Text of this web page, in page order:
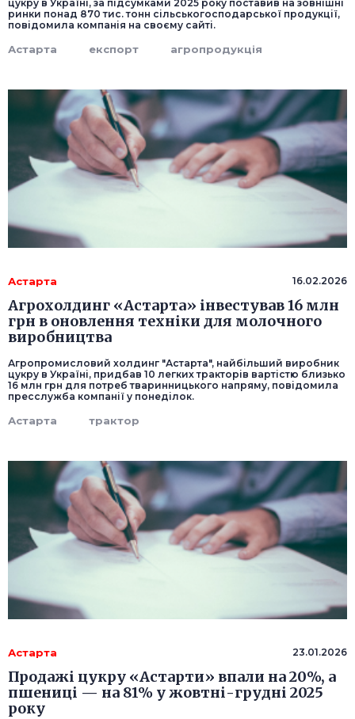
цукру в Україні, за підсумками 2025 року поставив на зовнішні
ринки понад 870 тис. тонн сільськогосподарської продукції,
повідомила компанія на своєму сайті.
Астарта експорт агропродукція
Астарта 16.02.2026
Агрохолдинг «Астарта» інвестував 16 млн
грн в оновлення техніки для молочного
виробництва
Агропромисловий холдинг "Астарта", найбільший виробник
цукру в Україні, придбав 10 легких тракторів вартістю близько
16 млн грн для потреб тваринницького напряму, повідомила
пресслужба компанії у понеділок.
Астарта трактор
Астарта 23.01.2026
Продажі цукру «Астарти» впали на 20%, а
пшениці — на 81% у жовтні-грудні 2025
року